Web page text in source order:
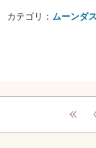
カテゴリ： ムーンダ